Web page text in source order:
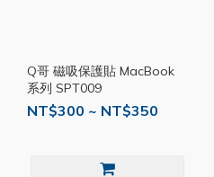
Q哥 磁吸保護貼 MacBook
系列 SPT009
NT$300 ~ NT$350